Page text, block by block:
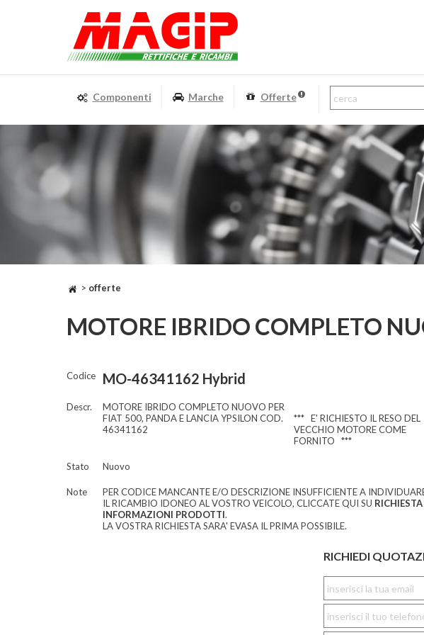
Componenti Marche Offerte
> offerte
MOTORE IBRIDO COMPLETO
Codice MO-46341162 Hybrid
Descr.
MOTORE IBRIDO COMPLETO NUOVO PER
FIAT 500, PANDA E LANCIA YPSILON COD.
46341162
*** E' RICHIESTO IL RESO DEL
VECCHIO MOTORE COME
FORNITO ***
Stato Nuovo
Note
PER CODICE MANCANTE E/O DESCRIZIONE INSUFFICIENTE A
IL RICAMBIO IDONEO AL VOSTRO VEICOLO, CLICCATE QUI SU RICHIESTA
INFORMAZIONI PRODOTTI.
LA VOSTRA RICHIESTA SARA' EVASA IL PRIMA POSSIBILE.
RICHIEDI